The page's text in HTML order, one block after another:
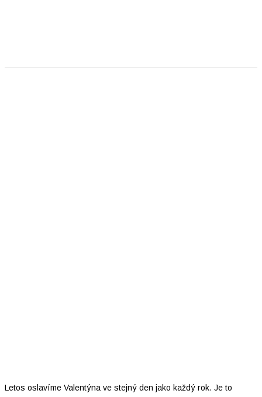
Letos oslavíme Valentýna ve stejný den jako každý rok. Je to